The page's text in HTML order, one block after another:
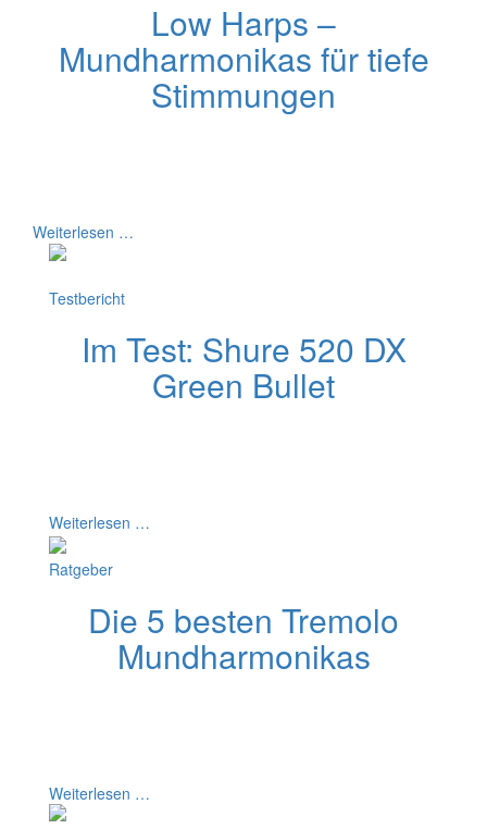
Low Harps –
Mundharmonikas für tiefe
Stimmungen
Weiterlesen …
Testbericht
Im Test: Shure 520 DX
Green Bullet
Weiterlesen …
Ratgeber
Die 5 besten Tremolo
Mundharmonikas
Weiterlesen …